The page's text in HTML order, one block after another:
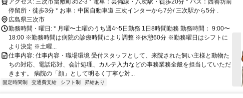
アクセス: 三次市畠敷町352-3 * 電車：芸備線・八次駅・徒歩20分 * バス：西善坊前
停留所・徒歩3分 * お車：中国自動車道 三次インターから7分/ 三次駅から5分 .
広島県三次市
勤務時間・曜日: * 月曜〜土曜のうち週4~5日勤務 1日8時間勤務 勤務時間： 9:00〜
18:00 ※勤務時間は病院の診療時間により調整 ※休憩60分 ※勤務曜日はシフトに
より決定 ※土曜...
仕事内容: 仕事内容・職場環境 受付スタッフとして、来院された飼い主様と動物た
ちの対応、電話応対、会計処理、カルテ入力などの事務業務全般を担当していただ
きます。 病院の「顔」として明るく丁寧な対...
固定時間制 交通費支給 シフト制 昇給あり